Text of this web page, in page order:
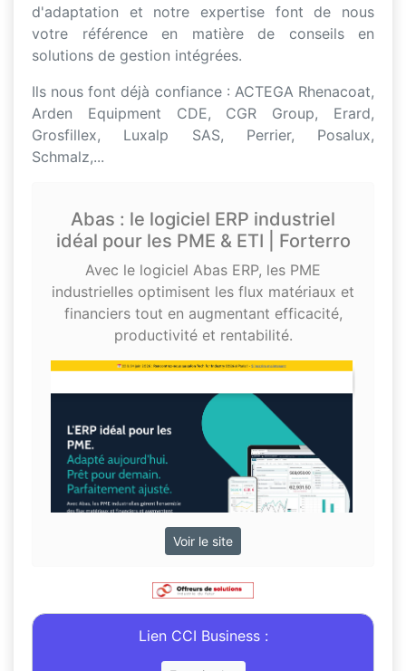
d'adaptation et notre expertise font de nous
votre référence en matière de conseils en
solutions de gestion intégrées.
Ils nous font déjà confiance : ACTEGA Rhenacoat,
Arden Equipment CDE, CGR Group, Erard,
Grosfillex, Luxalp SAS, Perrier, Posalux,
Schmalz,...
Abas : le logiciel ERP industriel
idéal pour les PME & ETI | Forterro
Avec le logiciel Abas ERP, les PME
industrielles optimisent les flux matériaux et
financiers tout en augmentant efficacité,
productivité et rentabilité.
Voir le site
Lien CCI Business :